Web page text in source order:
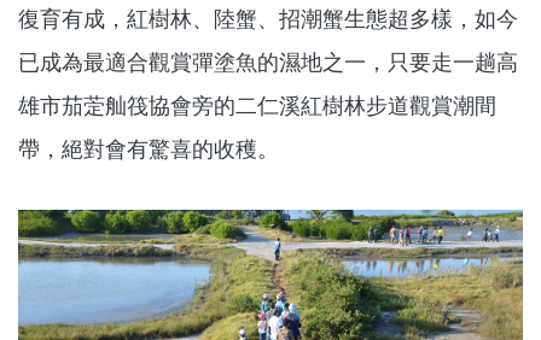
復育有成，紅樹林、陸蟹、招潮蟹生態超多樣，如今
已成為最適合觀賞彈塗魚的濕地之一，只要走一趟高
雄市茄萣舢筏協會旁的二仁溪紅樹林步道觀賞潮間
帶，絕對會有驚喜的收穫。